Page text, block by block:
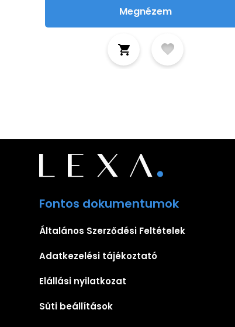
Megnézem
Fontos dokumentumok
Általános Szerződési Feltételek
Adatkezelési tájékoztató
Elállási nyilatkozat
Süti beállítások